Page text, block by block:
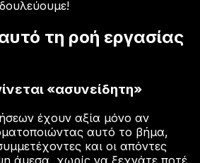
τη ροή εργασίας
«ασυνείδητη»
έχουν αξία μόνο αν
αυτό το βήμα,
και οι απόντες